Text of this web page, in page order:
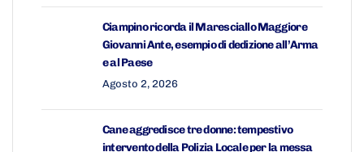
Ciampino ricorda il Maresciallo Maggiore
Giovanni Ante, esempio di dedizione all’Arma
e al Paese
Agosto 2, 2026
Cane aggredisce tre donne: tempestivo
intervento della Polizia Locale per la messa